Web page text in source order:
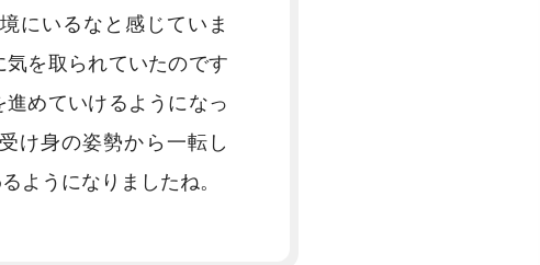
にいるなと感じていま
を取られていたのです
めていけるようになっ
け身の姿勢から一転し
ようになりましたね。